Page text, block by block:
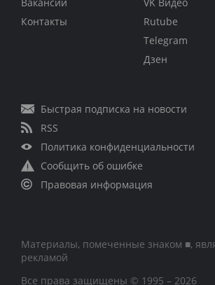
Контакты
Rutube
Telegram
Дзен
Быстрая подписка на новости
RSS
Политика конфиденциальности
Сообщить об ошибке
Правовая информация
Материалы, помеченные знаком ■,
рекламой
Все права защищены © 1995 – 2026